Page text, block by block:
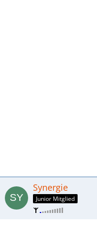
Synergie
Junior Mitglied